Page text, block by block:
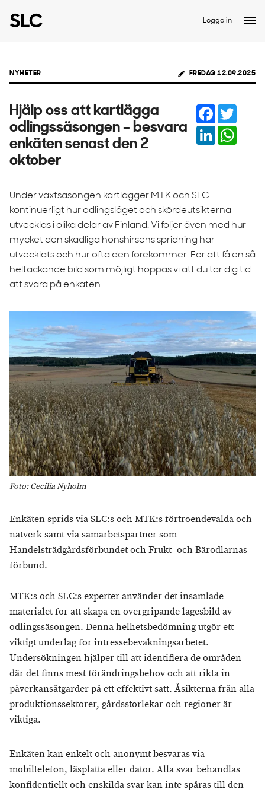
Logga in
NYHETER FREDAG 12.09.2025
Hjälp oss att kartlägga
odlingssäsongen – besvara
enkäten senast den 2
oktober
Facebook
LinkedIn
Under växtsäsongen kartlägger MTK och SLC
kontinuerligt hur odlingsläget och skördeutsikterna
utvecklas i olika delar av Finland. Vi följer även med hur
mycket den skadliga hönshirsens spridning har
utvecklats och hur ofta den förekommer. För att få en så
heltäckande bild som möjligt hoppas vi att du tar dig tid
att svara på enkäten.
Foto: Cecilia Nyholm
Enkäten sprids via SLC:s och MTK:s förtroendevalda och
nätverk samt via samarbetspartner som
Handelsträdgårdsförbundet och Frukt- och Bärodlarnas
förbund.
MTK:s och SLC:s experter använder det insamlade
materialet för att skapa en övergripande lägesbild av
odlingssäsongen. Denna helhetsbedömning utgör ett
viktigt underlag för intressebevakningsarbetet.
Undersökningen hjälper till att identifiera de områden
där det finns mest förändringsbehov och att rikta in
påverkansåtgärder på ett effektivt sätt. Åsikterna från alla
produktionssektorer, gårdsstorlekar och regioner är
viktiga.
Enkäten kan enkelt och anonymt besvaras via
mobiltelefon, läsplatta eller dator. Alla svar behandlas
konfidentiellt och enskilda svar kan inte spåras till den